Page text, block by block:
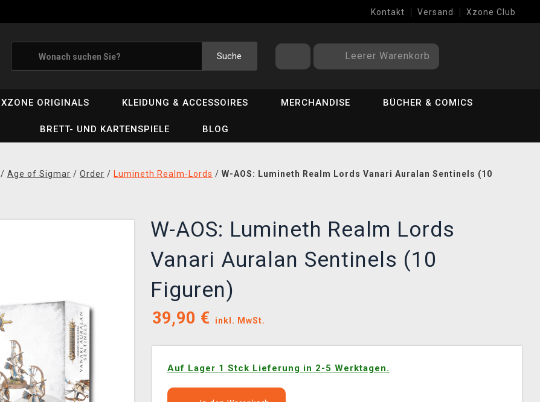
Kontakt Versand Xzone Club
Suche Leerer Warenkorb
XZONE ORIGINALS KLEIDUNG & ACCESSOIRES MERCHANDISE BÜCHER & COMICS
BRETT- UND KARTENSPIELE BLOG
/ Age of Sigmar / Order / Lumineth Realm-Lords / W-AOS: Lumineth Realm Lords Vanari Auralan Sentinels (10
W-AOS: Lumineth Realm Lords
Vanari Auralan Sentinels (10
Figuren)
39,90 € inkl. MwSt.
Auf Lager 1 Stck Lieferung in 2-5 Werktagen.